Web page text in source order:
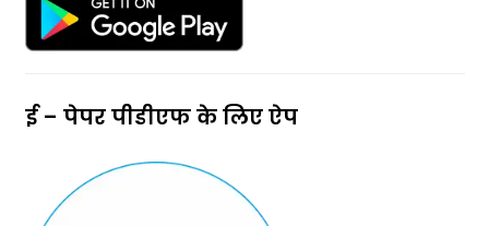
ई – पेपर पीडीएफ के लिए ऐप